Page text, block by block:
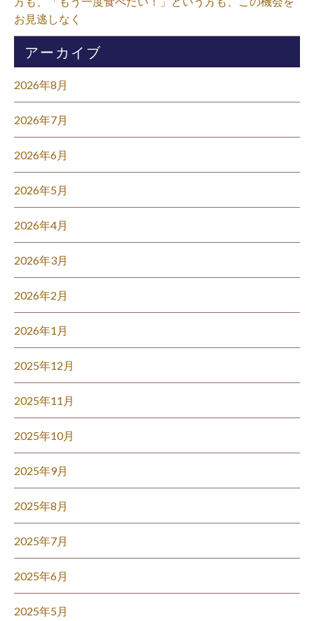
お見逃しなく⁡
アーカイブ
2026年8月
2026年7月
2026年6月
2026年5月
2026年4月
2026年3月
2026年2月
2026年1月
2025年12月
2025年11月
2025年10月
2025年9月
2025年8月
2025年7月
2025年6月
2025年5月